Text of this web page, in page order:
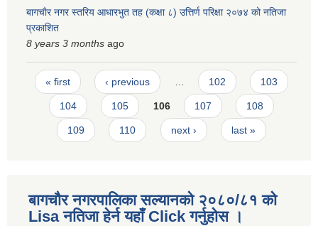
बागचाैर नगर स्तरिय आधारभुत तह (कक्षा ८) उत्तिर्ण परिक्षा २०७४ को नतिजा
प्रकाशित
8 years 3 months ago
Pages
« first ‹ previous … 102 103
104 105 106 107 108
109 110 next › last »
बागचौर नगरपालिका सल्यानको २०८०/८१ को
Lisa नतिजा हेर्न यहाँ Click गर्नुहोस ।